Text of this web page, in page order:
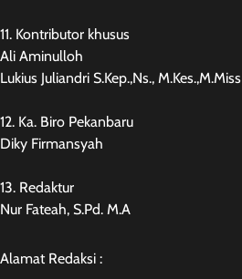
11. Kontributor khusus
Ali Aminulloh
Lukius Juliandri S.Kep.,Ns., M.Kes.,M.Miss
12. Ka. Biro Pekanbaru
Diky Firmansyah
13. Redaktur
Nur Fateah, S.Pd. M.A
Alamat Redaksi :